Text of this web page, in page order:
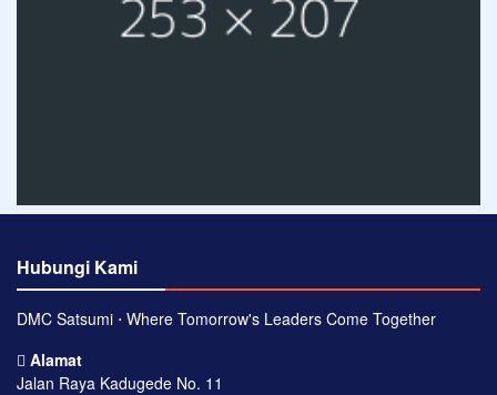
Hubungi Kami
DMC Satsumi ⋅ Where Tomorrow's Leaders Come Together
Alamat
Jalan Raya Kadugede No. 11